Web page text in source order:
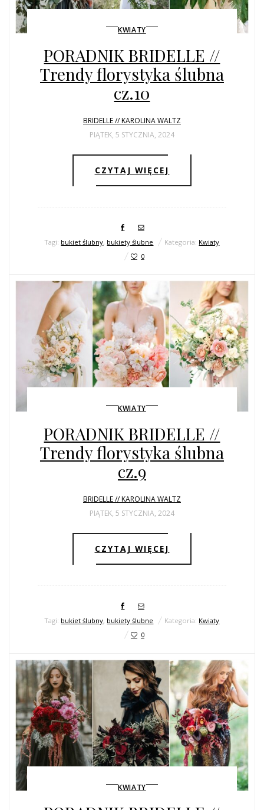
KWIATY
PORADNIK BRIDELLE //
Trendy florystyka ślubna
cz.10
BRIDELLE // KAROLINA WALTZ
PIĄTEK, 5 STYCZNIA, 2024
CZYTAJ WIĘCEJ
Tagi: bukiet ślubny, bukiety ślubne Kategoria: Kwiaty
0
KWIATY
PORADNIK BRIDELLE //
Trendy florystyka ślubna
cz.9
BRIDELLE // KAROLINA WALTZ
PIĄTEK, 5 STYCZNIA, 2024
CZYTAJ WIĘCEJ
Tagi: bukiet ślubny, bukiety ślubne Kategoria: Kwiaty
0
KWIATY